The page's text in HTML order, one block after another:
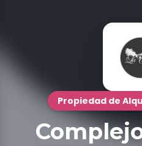
Propiedad de